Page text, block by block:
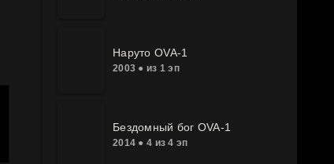
Наруто OVA-1
2003 ● из 1 эп
Бездомный бог OVA-1
2014 ● 4 из 4 эп